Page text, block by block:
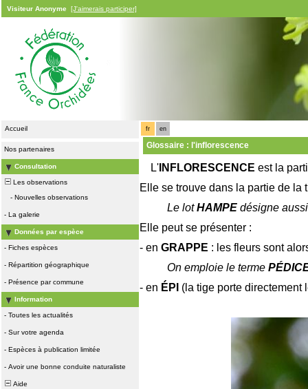
Visiteur Anonyme [J'aimerais participer]
Accueil
Nos partenaires
Consultation
Les observations
- Nouvelles observations
- La galerie
Données par espèce
- Fiches espèces
- Répartition géographique
- Présence par commune
Information
- Toutes les actualités
- Sur votre agenda
- Espèces à publication limitée
- Avoir une bonne conduite naturaliste
Aide
fr en
Glossaire : l'inflorescence
L' INFLORESCENCE est la
Elle se trouve dans la partie de
Le lotHAMPE désigne
Elle peut se présenter :
- en GRAPPE : les fleurs sont
On emploie le terme
- en ÉPI (la tige porte directement